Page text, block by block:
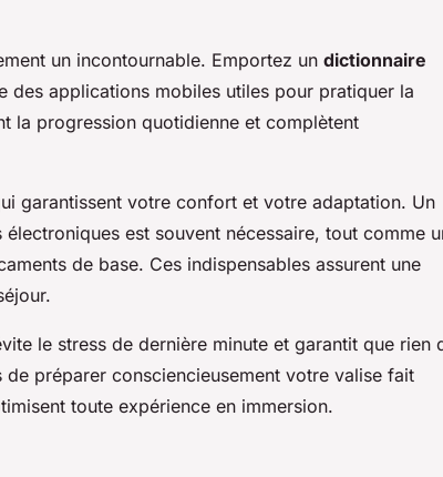
un incontournable. Emportez un dictionnaire
des applications mobiles utiles pour pratiquer la
la progression quotidienne et complètent
garantissent votre confort et votre adaptation. Un
électroniques est souvent nécessaire, tout comme
de base. Ces indispensables assurent une
le stress de dernière minute et garantit que rien
de préparer consciencieusement votre valise fait
toute expérience en immersion.